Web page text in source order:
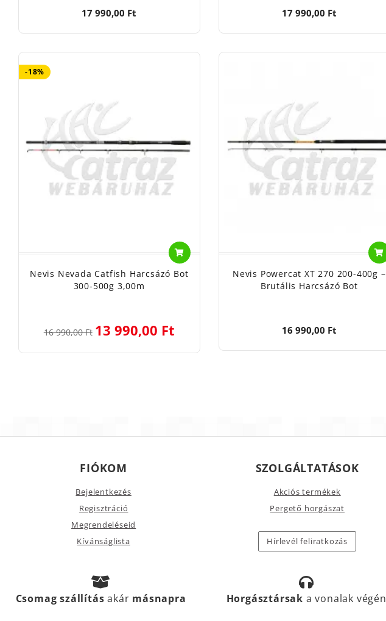
17 990,00 Ft 17 990,00 Ft
-18%
Nevis Nevada Catfish Harcsázó Bot
300-500g 3,00m
16 990,00 Ft 13 990,00 Ft
Nevis Powercat XT 270 200-400g –
Brutális Harcsázó Bot
16 990,00 Ft
FIÓKOM
Bejelentkezés
Regisztráció
Megrendeléseid
Kívánságlista
SZOLGÁLTATÁSOK
Akciós termékek
Pergető horgászat
Hírlevél feliratkozás
Csomag szállításakár másnapra Horgásztársak a vonalak végén